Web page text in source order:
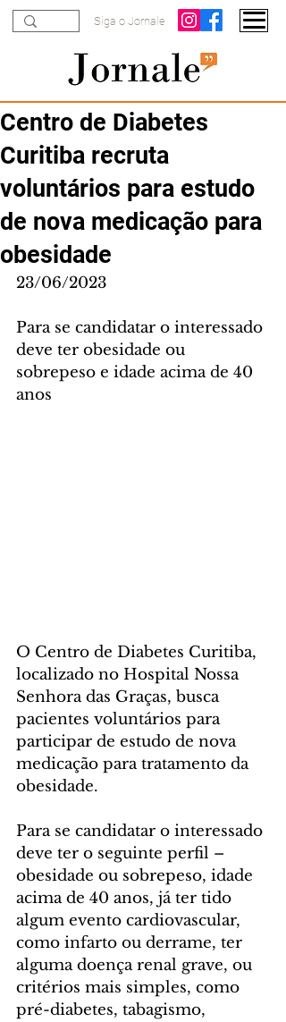
Siga o Jornale
Centro de Diabetes
Curitiba recruta
voluntários para estudo
de nova medicação para
obesidade
23/06/2023
Para se candidatar o interessado
deve ter obesidade ou
sobrepeso e idade acima de 40
anos
O Centro de Diabetes Curitiba,
localizado no Hospital Nossa
Senhora das Graças, busca
pacientes voluntários para
participar de estudo de nova
medicação para tratamento da
obesidade.
Para se candidatar o interessado
deve ter o seguinte perfil –
obesidade ou sobrepeso, idade
acima de 40 anos, já ter tido
algum evento cardiovascular,
como infarto ou derrame, ter
alguma doença renal grave, ou
critérios mais simples, como
pré-diabetes, tabagismo,